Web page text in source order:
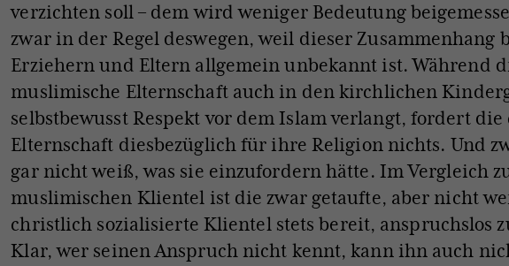
verzichten soll – dem wird weniger Bedeutung
zwar in der Regel deswegen, weil dieser Zusammenhang
Erziehern und Eltern allgemein unbekannt ist. Während
muslimische Elternschaft auch in den kirchlichen
selbstbewusst Respekt vor dem Islam verlangt, fordert
Elternschaft diesbezüglich für ihre Religion nichts. Und
gar nicht weiß, was sie einzufordern hätte. Im Vergleich
muslimischen Klientel ist die zwar getaufte, aber nicht
christlich sozialisierte Klientel stets bereit, anspruchslos
Klar, wer seinen Anspruch nicht kennt, kann ihn auch